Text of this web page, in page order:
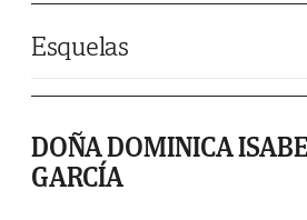
Esquelas
DOÑA DOMINICA
GARCÍA